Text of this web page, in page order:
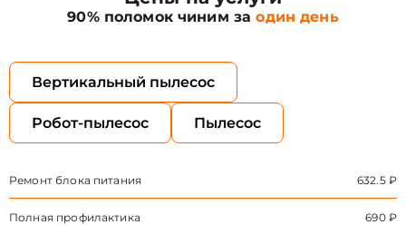
90% поломок чиним заодин день
Вертикальный пылесос
Робот-пылесос Пылесос
Ремонт блока питания 632.5 ₽
Полная профилактика 690 ₽